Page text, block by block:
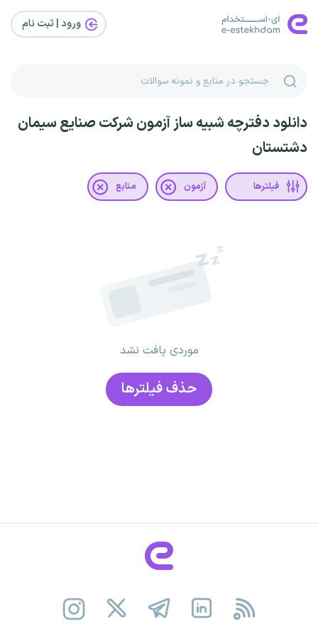
ورود | ثبت‌ نام
دانلود دفترچه شبیه ساز آزمون شرکت صنایع سیمان
دشتستان
فیلترها آزمون منابع
موردی یافت نشد
حذف فیلتر‌ها